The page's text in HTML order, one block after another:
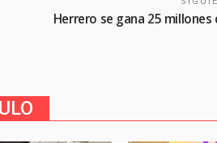
Herrero se gana 25 millones